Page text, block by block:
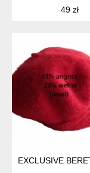
49 zł
EXCLUSIVE